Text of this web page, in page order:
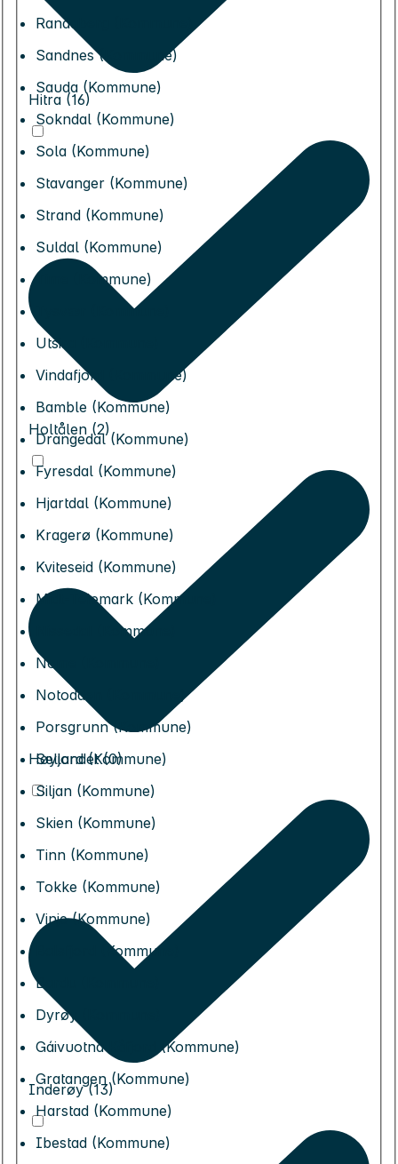
Randaberg (Kommune)
Sandnes (Kommune)
Sauda (Kommune)
Sokndal (Kommune)
Sola (Kommune)
Stavanger (Kommune)
Strand (Kommune)
Suldal (Kommune)
Time (Kommune)
Tysvær (Kommune)
Utsira (Kommune)
Vindafjord (Kommune)
Bamble (Kommune)
Drangedal (Kommune)
Fyresdal (Kommune)
Hjartdal (Kommune)
Kragerø (Kommune)
Kviteseid (Kommune)
Midt-Telemark (Kommune)
Nissedal (Kommune)
Nome (Kommune)
Notodden (Kommune)
Porsgrunn (Kommune)
Seljord (Kommune)
Siljan (Kommune)
Skien (Kommune)
Tinn (Kommune)
Tokke (Kommune)
Vinje (Kommune)
Balsfjord (Kommune)
Bardu (Kommune)
Dyrøy (Kommune)
Gáivuotna Kåfjord (Kommune)
Gratangen (Kommune)
Harstad (Kommune)
Ibestad (Kommune)
Hitra (16)
Holtålen (2)
Høylandet (0)
Inderøy (13)